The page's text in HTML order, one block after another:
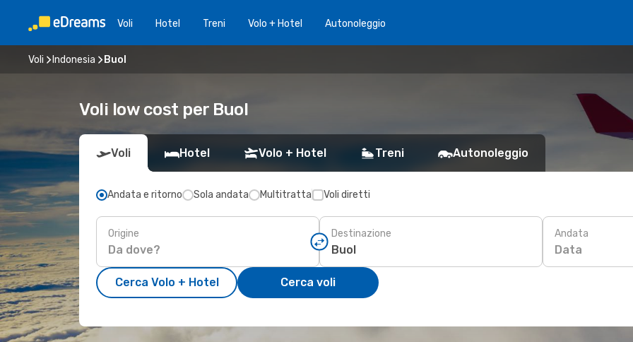
Voli Hotel Treni Volo + Hotel Autonoleggio
Voli Indonesia Buol
Voli low cost per Buol
Voli Hotel Volo + Hotel Treni Autonoleggio
Andata e ritorno Sola andata Multitratta Voli diretti
Origine Destinazione Andata
Data
Cerca Volo + Hotel Cerca voli